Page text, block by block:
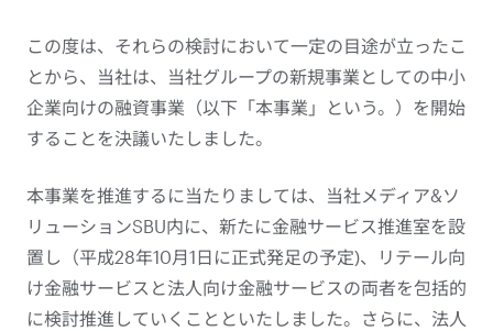
この度は、それらの検討において一定の目途が立ったこ
とから、当社は、当社グループの新規事業としての中小
企業向けの融資事業（以下「本事業」という。）を開始
することを決議いたしました。
本事業を推進するに当たりましては、当社メディア&ソ
リューションSBU内に、新たに金融サービス推進室を設
置し（平成28年10月1日に正式発足の予定)、リテール向
け金融サービスと法人向け金融サービスの両者を包括的
に検討推進していくことといたしました。さらに、法人